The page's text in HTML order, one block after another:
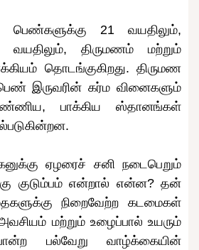
பெண்களுக்கு 21 வயதிலும்,
திருமணம் மற்றும்
தொடங்குகிறது. திருமண
இருவரின் கர்ம வினைகளும்
பாக்கிய ஸ்தானங்கள்
ஏழரைச் சனி நடைபெறும்
குடும்பம் என்றால் என்ன? தன்
நிறைவேற்ற கடமைகள்
மற்றும் உழைப்பால் உயரும்
பல்வேறு வாழ்க்கையின்